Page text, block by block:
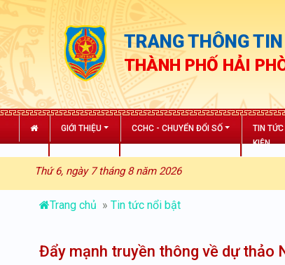
TRANG THÔNG
THÀNH PHỐ HẢI
GIỚI THIỆU CCHC - CHUYỂN ĐỔI SỐ
TIN
KIỆN
Thứ 6, ngày 7 tháng 8 năm 2026
Trang chủ »Tin tức nổi bật
Đẩy mạnh truyền thông về dự thảo